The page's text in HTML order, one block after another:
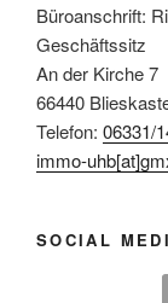
Büroanschrift:
Geschäftssitz
An der Kirche 7
66440
Telefon: 06331/
immo-
SOCIAL